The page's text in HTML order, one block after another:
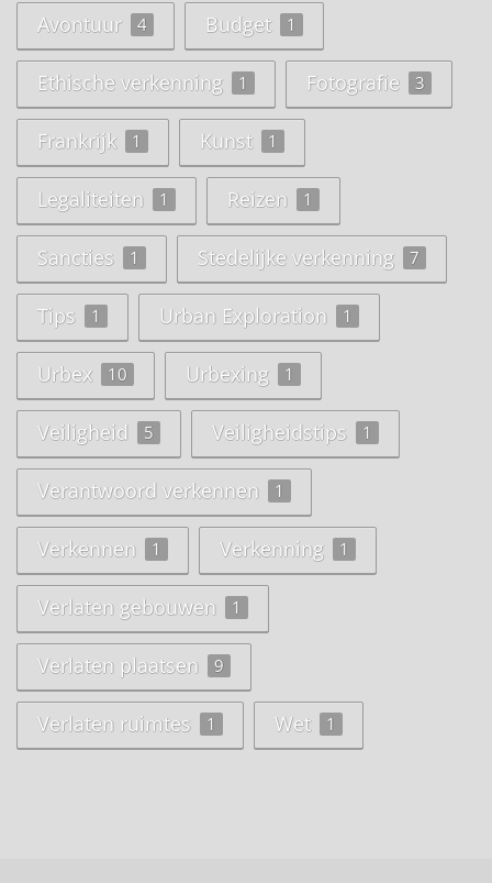
Avontuur 4 Budget 1
Ethische verkenning 1 Fotografie 3
Frankrijk 1 Kunst 1
Legaliteiten 1 Reizen 1
Sancties 1 Stedelijke verkenning 7
Tips 1 Urban Exploration 1
Urbex 10 Urbexing 1
Veiligheid 5 Veiligheidstips 1
Verantwoord verkennen 1
Verkennen 1 Verkenning 1
Verlaten gebouwen 1
Verlaten plaatsen 9
Verlaten ruimtes 1 Wet 1